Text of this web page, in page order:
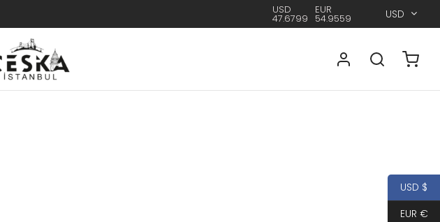
USD
47.6799
EUR
54.9559 USD
USD $
EUR €